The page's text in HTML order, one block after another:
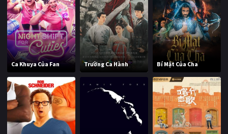
Ca Khuya Của Fan Trường Ca Hành Bí Mật Của Cha